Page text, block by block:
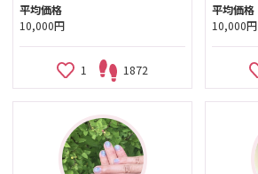
平均価格
10,000円
1 1872
平均価格
10,000円